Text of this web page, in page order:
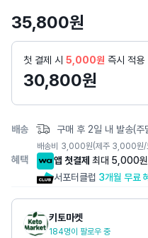
리
상
지
35,800원
첫 결제 시 5,000원 즉시 적용
30,800원
배송 구매 후 2일 내 발송(주
배송비 3,000원(제주 3,000원/
혜택 앱 첫결제 최대 5,000원
서포터클럽 3개월 무료
키토마켓
184명이 팔로우 중